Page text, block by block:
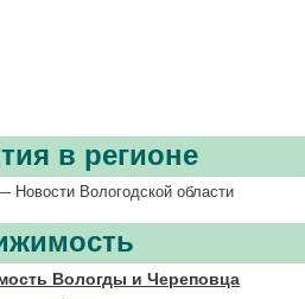
в регионе
Новости Вологодской области
Вологды и Череповца